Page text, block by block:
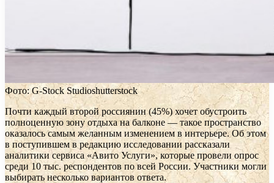
Фото: G-Stock Studioshutterstock
Почти каждый второй россиянин (45%) хочет обустроить
полноценную зону отдыха на балконе — такое пространство
оказалось самым желанным изменением в интерьере. Об этом
в поступившем в редакцию исследовании рассказали
аналитики сервиса «Авито Услуги», которые провели опрос
среди 10 тыс. респондентов по всей России. Участники могли
выбирать несколько вариантов ответа.